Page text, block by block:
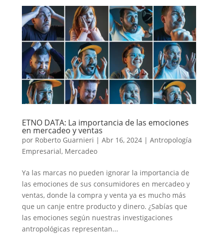
ETNO DATA: La importancia de las emociones
en mercadeo y ventas
por Roberto Guarnieri | Abr 16, 2024| Antropología
Empresarial, Mercadeo
Ya las marcas no pueden ignorar la importancia de
las emociones de sus consumidores en mercadeo y
ventas, donde la compra y venta ya es mucho más
que un canje entre producto y dinero. ¿Sabías que
las emociones según nuestras investigaciones
antropológicas representan...